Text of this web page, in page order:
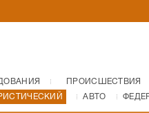
ПРОИСШЕСТВИЯ
АВТО